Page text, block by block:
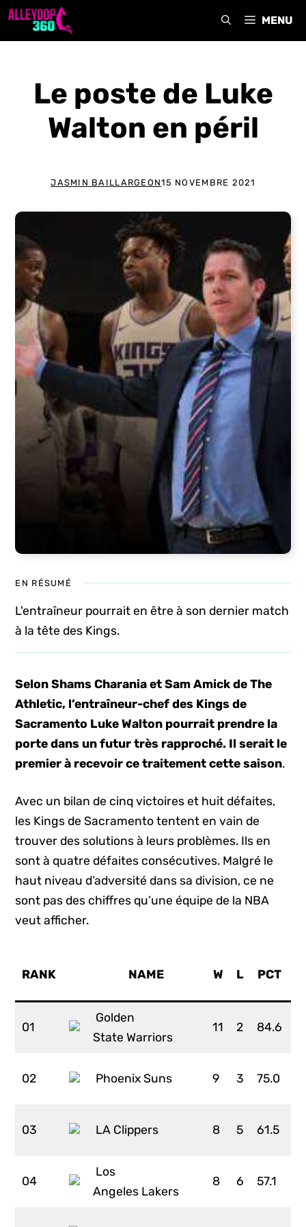
Aller
MENU
Le poste de Luke
Walton en péril
JASMIN BAILLARGEON15 NOVEMBRE 2021
EN RÉSUMÉ
L'entraîneur pourrait en être à son dernier match
à la tête des Kings.
Selon Shams Charania et Sam Amick de The
Athletic, l’entraîneur-chef des Kings de
Sacramento Luke Walton pourrait prendre la
porte dans un futur très rapproché. Il serait le
premier à recevoir ce traitement cette saison.
Avec un bilan de cinq victoires et huit défaites,
les Kings de Sacramento tentent en vain de
trouver des solutions à leurs problèmes. Ils en
sont à quatre défaites consécutives. Malgré le
haut niveau d’adversité dans sa division, ce ne
sont pas des chiffres qu’une équipe de la NBA
veut afficher.
RANK NAME W L PCT
01
Golden
State Warriors
11 2 84.6
02 Phoenix Suns 9 3 75.0
03 LA Clippers 8 5 61.5
04
Los
Angeles Lakers
8 6 57.1